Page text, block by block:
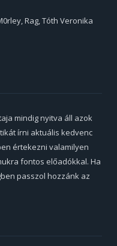
Rag, Tóth Veronika
mindig nyitva áll azok
írni aktuális kedvenc
értekezni valamilyen
fontos előadókkal. Ha
passzol hozzánk az